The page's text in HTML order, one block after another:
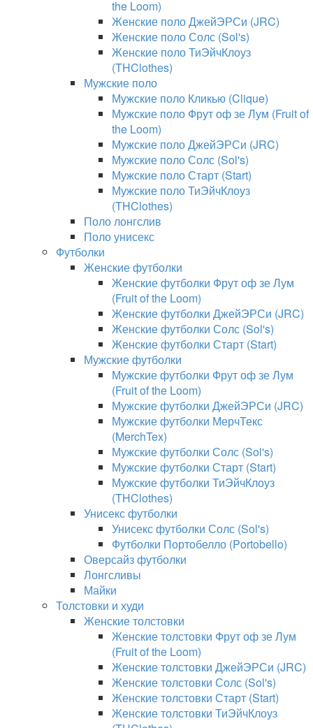
the Loom)
Женские поло ДжейЭРСи (JRC)
Женские поло Солс (Sol's)
Женские поло ТиЭйчКлоуз
(THClothes)
Мужские поло
Мужские поло Кликью (Clique)
Мужские поло Фрут оф зе Лум (Fruit of
the Loom)
Мужские поло ДжейЭРСи (JRC)
Мужские поло Солс (Sol's)
Мужские поло Старт (Start)
Мужские поло ТиЭйчКлоуз
(THClothes)
Поло лонгслив
Поло унисекс
Футболки
Женские футболки
Женские футболки Фрут оф зе Лум
(Fruit of the Loom)
Женские футболки ДжейЭРСи (JRC)
Женские футболки Солс (Sol's)
Женские футболки Старт (Start)
Мужские футболки
Мужские футболки Фрут оф зе Лум
(Fruit of the Loom)
Мужские футболки ДжейЭРСи (JRC)
Мужские футболки МерчТекс
(MerchTex)
Мужские футболки Солс (Sol's)
Мужские футболки Старт (Start)
Мужские футболки ТиЭйчКлоуз
(THClothes)
Унисекс футболки
Унисекс футболки Солс (Sol's)
Футболки Портобелло (Portobello)
Оверсайз футболки
Лонгсливы
Майки
Толстовки и худи
Женские толстовки
Женские толстовки Фрут оф зе Лум
(Fruit of the Loom)
Женские толстовки ДжейЭРСи (JRC)
Женские толстовки Солс (Sol's)
Женские толстовки Старт (Start)
Женские толстовки ТиЭйчКлоуз